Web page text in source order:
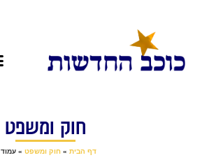
חוק ומשפט
דף הבית » חוק ומשפט » עמוד 2